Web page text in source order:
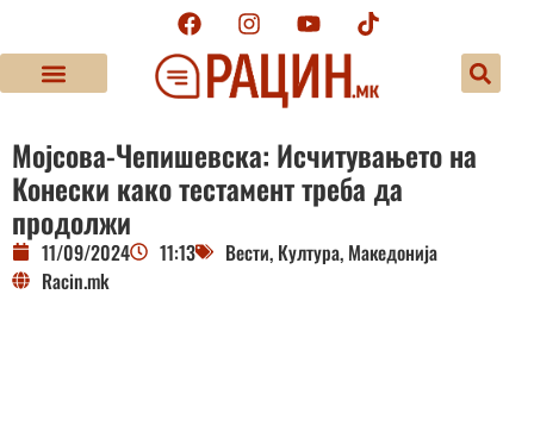
Мојсова-Чепишевска: Исчитувањето на
Конески како тестамент треба да
продолжи
11/09/2024 11:13 Вести, Култура, Македонија
Racin.mk